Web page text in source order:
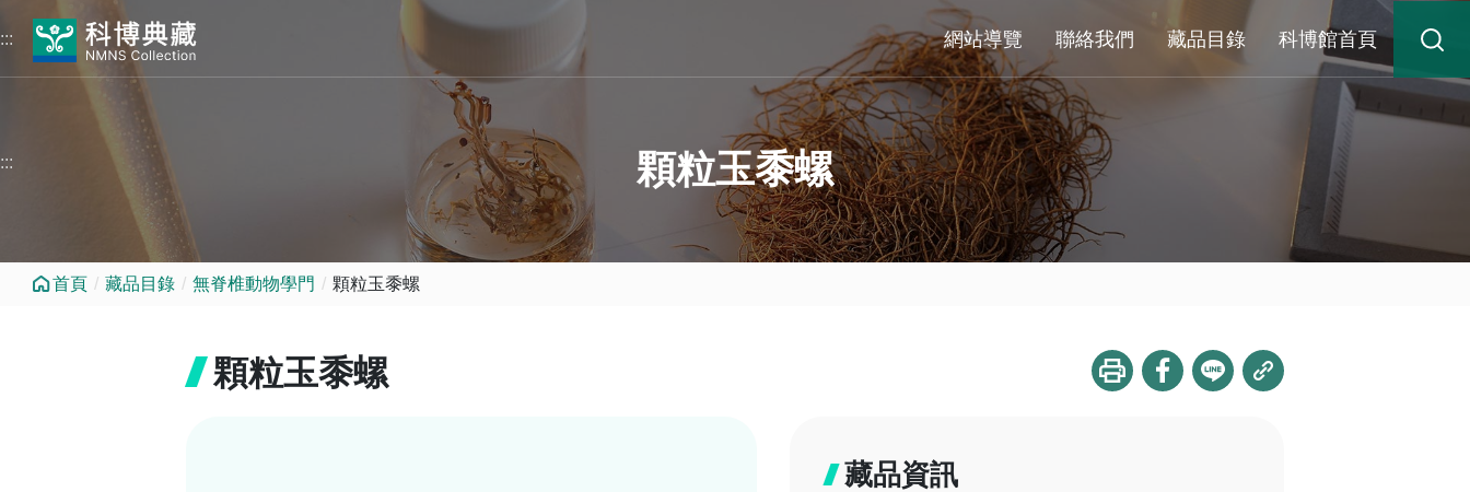
跳到中央內容區塊
:::
網站導覽 聯絡我們 藏品目錄 科博館首頁
顆粒玉黍螺
:::
首頁 藏品目錄 無脊椎動物學門 顆粒玉黍螺
顆粒玉黍螺
藏品資訊